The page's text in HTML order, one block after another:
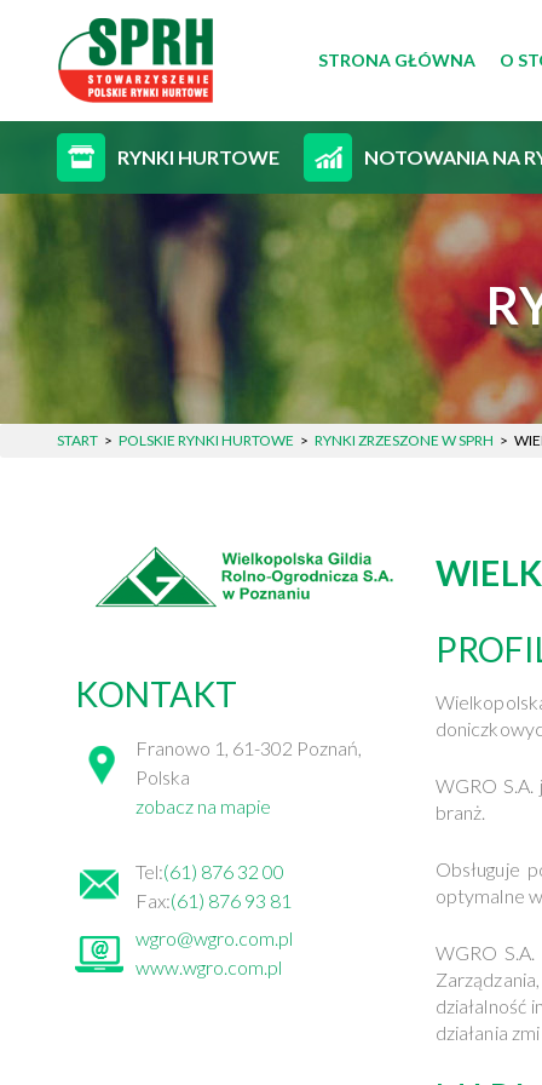
STRONA GŁÓWNA O
RYNKI HURTOWE NOTOWANIA NA
START POLSKIE RYNKI HURTOWE RYNKI ZRZESZONE W SPRH
KONTAKT
Franowo 1, 61-302 Poznań,
Polska
zobacz na mapie
Tel:(61) 876 32 00
Fax:(61) 876 93 81
wgro@wgro.com.pl
www.wgro.com.pl
WGRO
branż.
Obsługuje
optymalne
WGRO
działalność
działania